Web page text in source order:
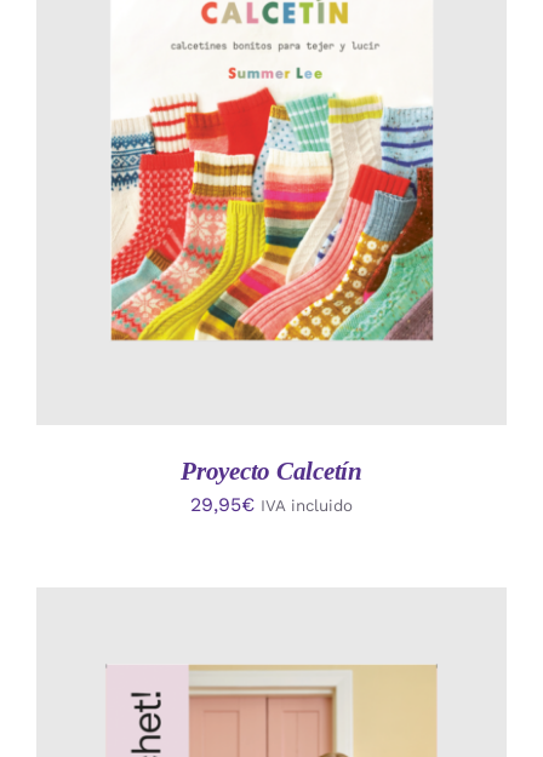
AÑADIR AL CARRITO
/
DETALLES
Proyecto Calcetín
29,95€ IVA incluido